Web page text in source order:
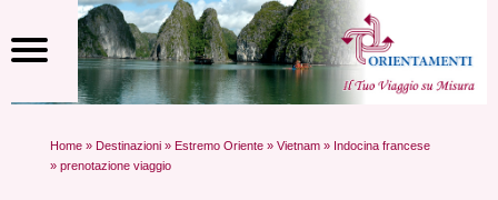
Home » Destinazioni » Estremo Oriente » Vietnam » Indocina francese
» prenotazione viaggio